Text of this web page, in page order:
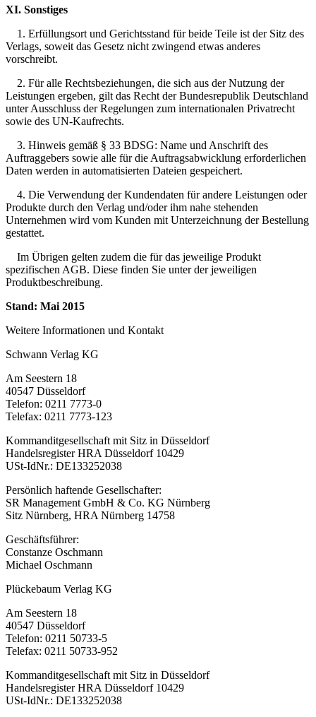
XI. Sonstiges
1. Erfüllungsort und Gerichtsstand für beide Teile ist der Sitz des
Verlags, soweit das Gesetz nicht zwingend etwas anderes
vorschreibt.
2. Für alle Rechtsbeziehungen, die sich aus der Nutzung der
Leistungen ergeben, gilt das Recht der Bundesrepublik Deutschland
unter Ausschluss der Regelungen zum internationalen Privatrecht
sowie des UN-Kaufrechts.
3. Hinweis gemäß § 33 BDSG: Name und Anschrift des
Auftraggebers sowie alle für die Auftragsabwicklung erforderlichen
Daten werden in automatisierten Dateien gespeichert.
4. Die Verwendung der Kundendaten für andere Leistungen oder
Produkte durch den Verlag und/oder ihm nahe stehenden
Unternehmen wird vom Kunden mit Unterzeichnung der Bestellung
gestattet.
Im Übrigen gelten zudem die für das jeweilige Produkt
spezifischen AGB. Diese finden Sie unter der jeweiligen
Produktbeschreibung.
Stand: Mai 2015
Weitere Informationen und Kontakt
Schwann Verlag KG
Am Seestern 18
40547 Düsseldorf
Telefon: 0211 7773-0
Telefax: 0211 7773-123
Kommanditgesellschaft mit Sitz in Düsseldorf
Handelsregister HRA Düsseldorf 10429
USt-IdNr.: DE133252038
Persönlich haftende Gesellschafter:
SR Management GmbH & Co. KG Nürnberg
Sitz Nürnberg, HRA Nürnberg 14758
Geschäftsführer:
Constanze Oschmann
Michael Oschmann
Plückebaum Verlag KG
Am Seestern 18
40547 Düsseldorf
Telefon: 0211 50733-5
Telefax: 0211 50733-952
Kommanditgesellschaft mit Sitz in Düsseldorf
Handelsregister HRA Düsseldorf 10429
USt-IdNr.: DE133252038